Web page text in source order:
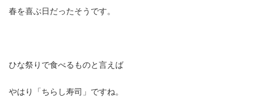
春を喜ぶ日だったそうです。
ひな祭りで食べるものと言えば
やはり「ちらし寿司」ですね。